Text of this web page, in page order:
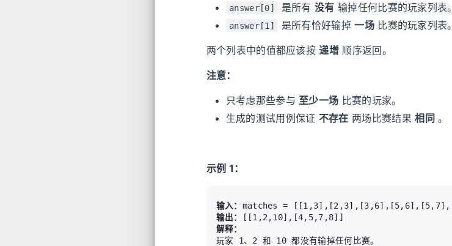
answer[0] 是所有 没有 输掉任何比赛的玩家列表。
answer[1] 是所有恰好输掉一场比赛的玩家列表。
两个列表中的值都应该按递增 顺序返回。
注意：
只考虑那些参与 至少一场 比赛的玩家。
生成的测试用例保证 不存在 两场比赛结果相同 。
示例 1：
输入：
输出：
解释：
玩家 1、2 和 10 都没有输掉任何比赛。